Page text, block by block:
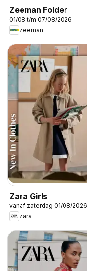
Zeeman Folder
01/08 t/m 07/08/2026
Zeeman
Zara Girls
vanaf zaterdag 01/08/2026
Zara